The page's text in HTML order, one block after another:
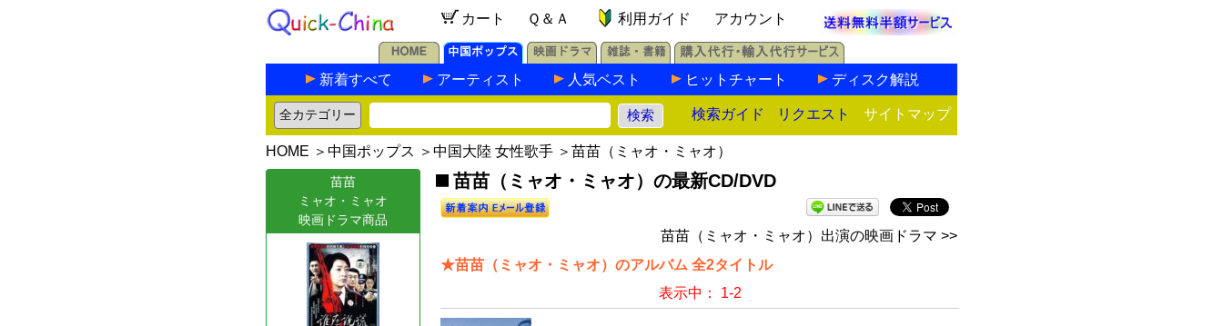
カート Ｑ＆Ａ 利用ガイド アカウント
新着すべて アーティスト 人気ベスト ヒットチャート ディスク解説
検索ガイド リクエスト サイトマップ
HOME ＞ 中国ポップス ＞ 中国大陸 女性歌手 ＞苗苗（ミャオ・ミャオ）
苗苗
ミャオ・ミャオ
映画ドラマ商品
苗苗（ミャオ・ミャオ）の最新CD/DVD
苗苗（ミャオ・ミャオ）出演の映画ドラマ >>
★苗苗（ミャオ・ミャオ）のアルバム 全2タイトル
表示中： 1-2